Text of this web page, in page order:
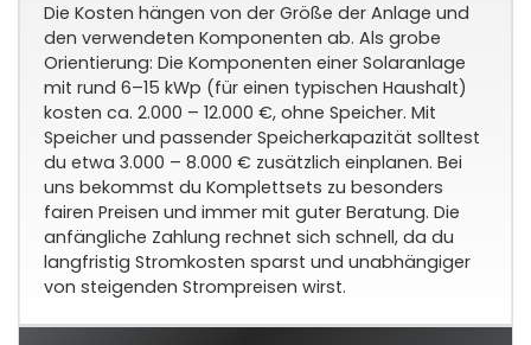
Die Kosten hängen von der Größe der Anlage und
den verwendeten Komponenten ab. Als grobe
Orientierung: Die Komponenten einer Solaranlage
mit rund 6–15 kWp (für einen typischen Haushalt)
kosten ca. 2.000 – 12.000 €, ohne Speicher. Mit
Speicher und passender Speicherkapazität solltest
du etwa 3.000 – 8.000 € zusätzlich einplanen. Bei
uns bekommst du Komplettsets zu besonders
fairen Preisen und immer mit guter Beratung. Die
anfängliche Zahlung rechnet sich schnell, da du
langfristig Stromkosten sparst und unabhängiger
von steigenden Strompreisen wirst.